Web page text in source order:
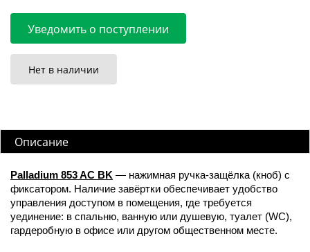
Уведомить о поступлении
Нет в наличии
Описание
Palladium 853 AC BK — нажимная ручка-защёлка (кноб) с
фиксатором. Наличие завёртки обеспечивает удобство
управления доступом в помещения, где требуется
уединение: в спальню, ванную или душевую, туалет (WC),
гардеробную в офисе или другом общественном месте.